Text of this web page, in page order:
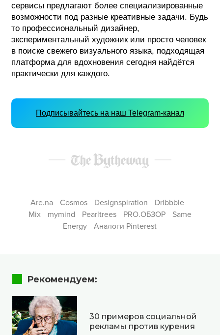
сервисы предлагают более специализированные
возможности под разные креативные задачи. Будь
то профессиональный дизайнер,
экспериментальный художник или просто человек
в поиске свежего визуального языка, подходящая
платформа для вдохновения сегодня найдётся
практически для каждого.
Подписывайтесь на наш Telegram-канал
Are.na Cosmos Designspiration
Dribbble
Mix
mymind Pearltrees PRO.ОБЗОР
Same
Energy
Аналоги Pinterest
Рекомендуем:
30 примеров социальной
рекламы против курения